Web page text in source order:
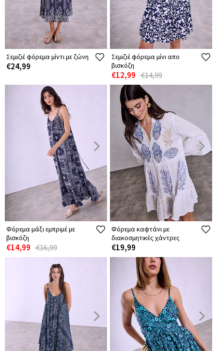
Σεμιζιέ φόρεμα μίντι με ζώνη
€24,99
Σεμιζιέ φόρεμα μίνι απο
βισκόζη
€12,99 €14,99
Φόρεμα μάξι εμπριμέ με
βισκόζη
€14,99 €16,99
Φόρεμα καφτάνι με
διακοσμητικές χάντρες
€19,99